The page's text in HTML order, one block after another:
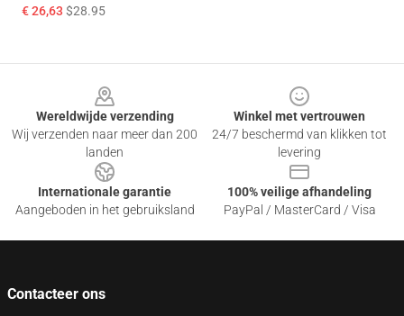
€ 26,63 $28.95
Wereldwijde verzending
Wij verzenden naar meer dan 200
landen
Winkel met vertrouwen
24/7 beschermd van klikken tot
levering
Internationale garantie
Aangeboden in het gebruiksland
100% veilige afhandeling
PayPal / MasterCard / Visa
Contacteer ons